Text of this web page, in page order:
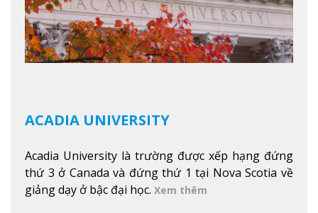
ACADIA UNIVERSITY
Acadia University là trường được xếp hạng đứng
thứ 3 ở Canada và đứng thứ 1 tại Nova Scotia về
giảng dạy ở bậc đại học. Xem thêm